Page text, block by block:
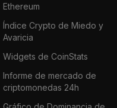
Ethereum
Índice Crypto de Miedo y
Avaricia
Widgets de CoinStats
Informe de mercado de
criptomonedas 24h